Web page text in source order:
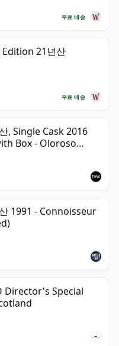
무료 배송
21년산
무료 배송
, Single Cask 2016
Box - Oloroso
1991 - Connoisseur
Director's Special